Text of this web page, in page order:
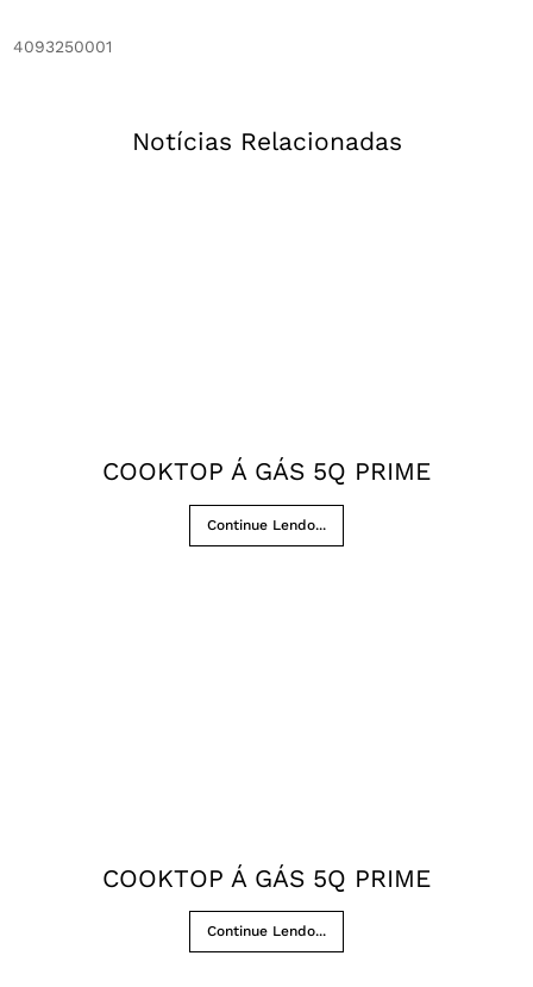
4093250001
Notícias Relacionadas
COOKTOP Á GÁS 5Q PRIME
Continue Lendo...
COOKTOP Á GÁS 5Q PRIME
Continue Lendo...